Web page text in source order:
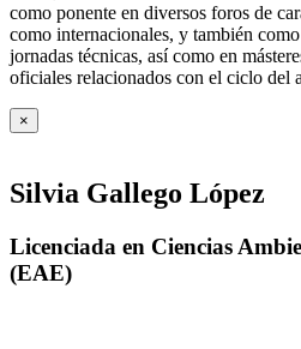
como ponente en diversos foros de
como internacionales, y también
jornadas técnicas, así como en
oficiales relacionados con el ciclo del
×
Silvia Gallego López
Licenciada en Ciencias
(EAE)